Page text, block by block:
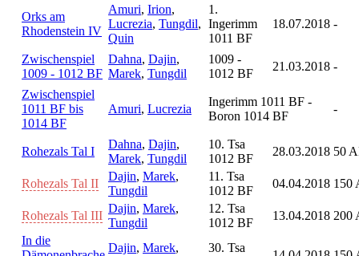
Orks am
Rhodenstein IV
Amuri, Irion,
Lucrezia, Tungdil,
Quin
1.
Ingerimm
1011 BF
18.07.2018 -
Zwischenspiel
1009 - 1012 BF
Dahna, Dajin,
Marek, Tungdil
1009 -
1012 BF
21.03.2018 -
Zwischenspiel
1011 BF bis
1014 BF
Amuri, Lucrezia
Ingerimm 1011 BF -
Boron 1014 BF
-
Rohezals Tal I
Dahna, Dajin,
Marek, Tungdil
10. Tsa
1012 BF
28.03.2018 50
Rohezals Tal II
Dajin, Marek,
Tungdil
11. Tsa
1012 BF
04.04.2018 150
Rohezals Tal III
Dajin, Marek,
Tungdil
12. Tsa
1012 BF
13.04.2018 200
In die
Dajin, Marek,
30. Tsa